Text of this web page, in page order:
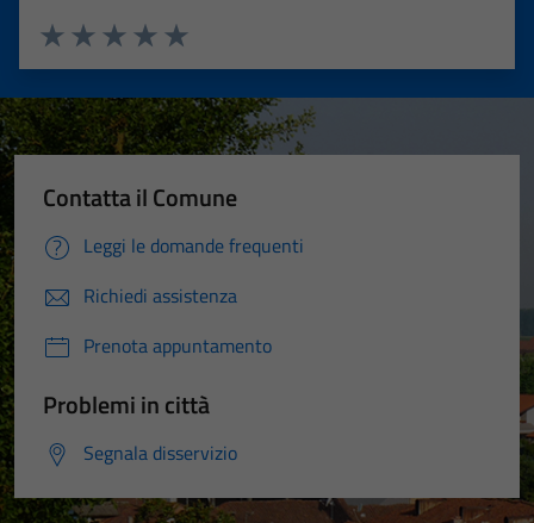
Valuta 5 stelle su 5
Valuta 4 stelle su 5
Valuta 3 stelle su 5
Valuta 2 stelle su 5
Valuta 1 stelle su 5
Contatta il Comune
Leggi le domande frequenti
Richiedi assistenza
Prenota appuntamento
Problemi in città
Segnala disservizio